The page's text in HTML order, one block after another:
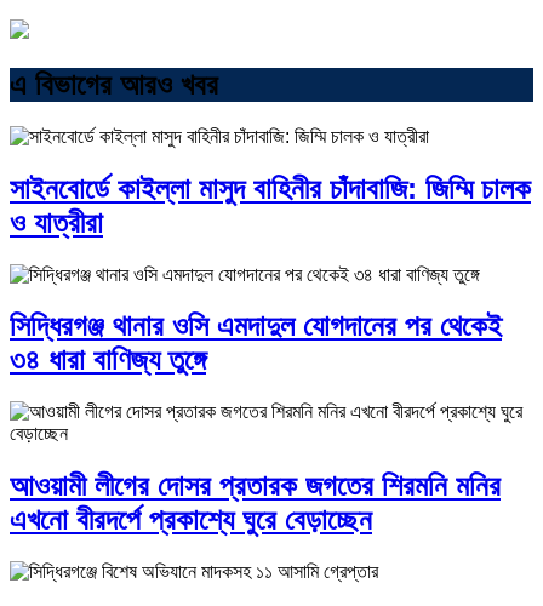
এ বিভাগের আরও খবর
সাইনবোর্ডে কাইল্লা মাসুদ বাহিনীর চাঁদাবাজি: জিম্মি চালক
ও যাত্রীরা
সিদ্ধিরগঞ্জ থানার ওসি এমদাদুল যোগদানের পর থেকেই
৩৪ ধারা বাণিজ্য তুঙ্গে
আওয়ামী লীগের দোসর প্রতারক জগতের শিরমনি মনির
এখনো বীরদর্পে প্রকাশ্যে ঘুরে বেড়াচ্ছেন